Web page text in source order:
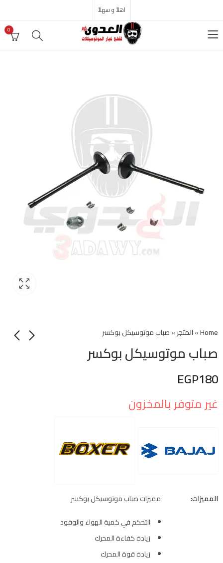
اهلاً و سهلاً
0
Home
»المتجر»صباب موتوسيكل بوكسر
صباب موتوسيكل بوكسر
EGP180
غير متوفر بالمخزون
المميزات:
مميزات صباب موتوسيكل بوكسر
التحكم في كمية الهواء والوقود
زيادة كفاءة المحرك
زيادة قوة المحرك